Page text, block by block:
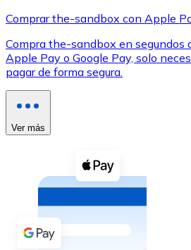
XRP
XRP
Ver todo
Compra criptomonedas con
Comprar con efectivo
Transferencia SEPA
Comprar the-sandbox con Apple
Compra the-sandbox en segundos
Apple Pay o Google Pay, solo
pagar de forma segura.
Ver más